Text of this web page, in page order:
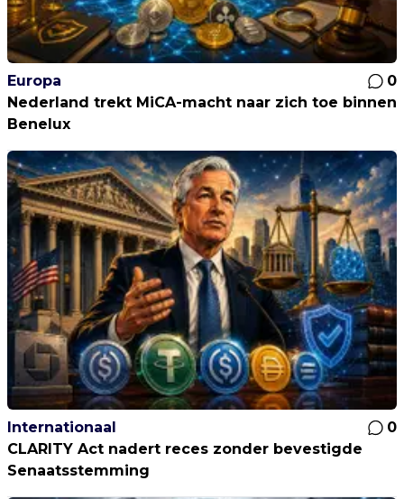
Europa
0
Nederland trekt MiCA-macht naar zich toe binnen
Benelux
Internationaal
0
CLARITY Act nadert reces zonder bevestigde
Senaatsstemming